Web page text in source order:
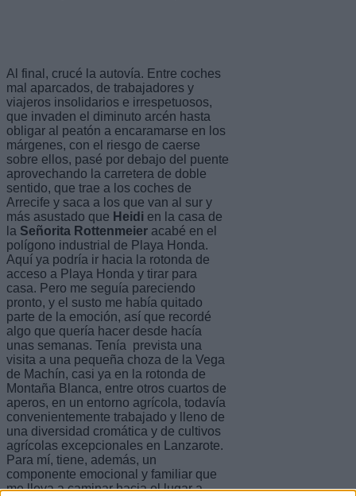
Al final, crucé la autovía. Entre coches
mal aparcados, de trabajadores y
viajeros insolidarios e irrespetuosos,
que invaden el diminuto arcén hasta
obligar al peatón a encaramarse en los
márgenes, con el riesgo de caerse
sobre ellos, pasé por debajo del puente
aprovechando la carretera de doble
sentido, que trae a los coches de
Arrecife y saca a los que van al sur y
más asustado que Heidi en la casa de
la Señorita Rottenmeier acabé en el
polígono industrial de Playa Honda.
Aquí ya podría ir hacia la rotonda de
acceso a Playa Honda y tirar para
casa. Pero me seguía pareciendo
pronto, y el susto me había quitado
parte de la emoción, así que recordé
algo que quería hacer desde hacía
unas semanas. Tenía prevista una
visita a una pequeña choza de la Vega
de Machín, casi ya en la rotonda de
Montaña Blanca, entre otros cuartos de
aperos, en un entorno agrícola, todavía
convenientemente trabajado y lleno de
una diversidad cromática y de cultivos
agrícolas excepcionales en Lanzarote.
Para mí, tiene, además, un
componente emocional y familiar que
me lleva a caminar hacia el lugar a